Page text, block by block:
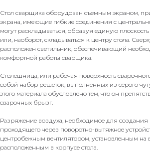
Стол сварщика оборудован съемным экраном,
экрана, имеющие гибкие соединения с
могут раскладываться, образуя единую
или, наоборот, складываться к центру стола.
расположен светильник, обеспечивающий
комфортной работы сварщика.
Столешница, или рабочая поверхность
собой набор решеток, выполненных из серого
этого материала обусловлено тем, что он
сварочных брызг.
Разряжение воздуха, необходимое для создания
проходящего через поворотно-вытяжное
центробежным вентилятором, установленным на
расположенным в корпусе стола.